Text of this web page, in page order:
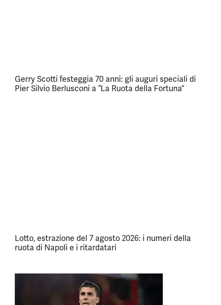
Gerry Scotti festeggia 70 anni: gli auguri speciali di
Pier Silvio Berlusconi a “La Ruota della Fortuna”
Lotto, estrazione del 7 agosto 2026: i numeri della
ruota di Napoli e i ritardatari